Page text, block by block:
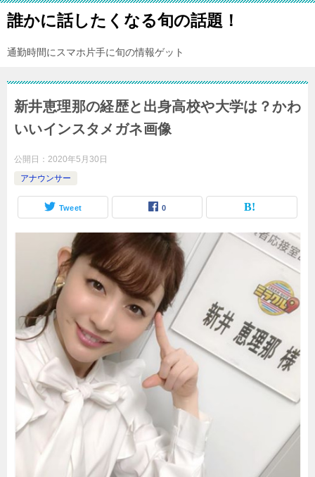
誰かに話したくなる旬の話題！
通勤時間にスマホ片手に旬の情報ゲット
新井恵理那の経歴と出身高校や大学は？かわ
いいインスタメガネ画像
公開日： 2020年5月30日
アナウンサー
Tweet 0